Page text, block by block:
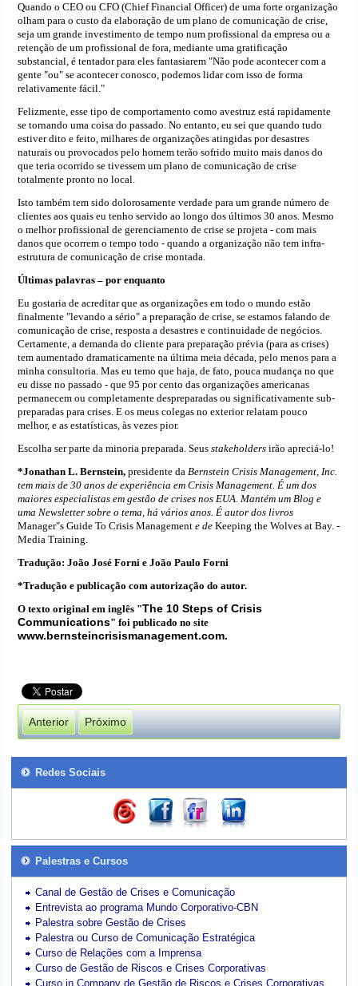
Quando o CEO ou CFO (Chief Financial Officer) de uma forte organização
olham para o custo da elaboração de um plano de comunicação de crise,
seja um grande investimento de tempo num profissional da empresa ou a
retenção de um profissional de fora, mediante uma gratificação
substancial, é tentador para eles fantasiarem "Não pode acontecer com a
gente "ou" se acontecer conosco, podemos lidar com isso de forma
relativamente fácil."
Felizmente, esse tipo de comportamento como avestruz está rapidamente
se tornando uma coisa do passado. No entanto, eu sei que quando tudo
estiver dito e feito, milhares de organizações atingidas por desastres
naturais ou provocados pelo homem terão sofrido muito mais danos do
que teria ocorrido se tivessem um plano de comunicação de crise
totalmente pronto no local.
Isto também tem sido dolorosamente verdade para um grande número de
clientes aos quais eu tenho servido ao longo dos últimos 30 anos. Mesmo
o melhor profissional de gerenciamento de crise se projeta - com mais
danos que ocorrem o tempo todo - quando a organização não tem infra-
estrutura de comunicação de crise montada.
Últimas palavras – por enquanto
Eu gostaria de acreditar que as organizações em todo o mundo estão
finalmente "levando a sério" a preparação de crise, se estamos falando de
comunicação de crise, resposta a desastres e continuidade de negócios.
Certamente, a demanda do cliente para preparação prévia (para as crises)
tem aumentado dramaticamente na última meia década, pelo menos para a
minha consultoria. Mas eu temo que haja, de fato, pouca mudança no que
eu disse no passado - que 95 por cento das organizações americanas
permanecem ou completamente despreparadas ou significativamente sub-
preparadas para crises. E os meus colegas no exterior relatam pouco
melhor, e as estatísticas, às vezes pior.
Escolha ser parte da minoria preparada. Seusstakeholders irão apreciá-lo!
*Jonathan L. Bernstein, presidente daBernstein Crisis Management, Inc.
tem mais de 30 anos de experiência em Crisis Management. É um dos
maiores especialistas em gestão de crises nos EUA. Mantém um Blog e
uma Newsletter sobre o tema, há vários anos. É autor dos livros
Manager"s Guide To Crisis Managemente de Keeping the Wolves at Bay. -
Media Training.
Tradução: João José Forni e João Paulo Forni
*Tradução e publicação com autorização do autor.
O texto original em inglês "The 10 Steps of Crisis
Communications" foi publicado no site
www.bernsteincrisismanagement.com.
Anterior Próximo
Redes Sociais
Palestras e Cursos
Canal de Gestão de Crises e Comunicação
Entrevista ao programa Mundo Corporativo-CBN
Palestra sobre Gestão de Crises
Palestra ou Curso de Comunicação Estratégica
Curso de Relações com a Imprensa
Curso de Gestão de Riscos e Crises Corporativas
Curso in Company de Gestão de Riscos e Crises Corporativas